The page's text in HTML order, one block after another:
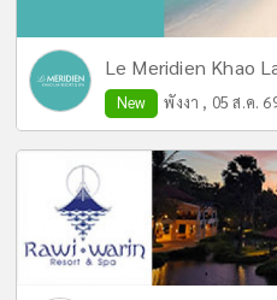
Le Meridien Khao
New พังงา , 05 ส.ค.